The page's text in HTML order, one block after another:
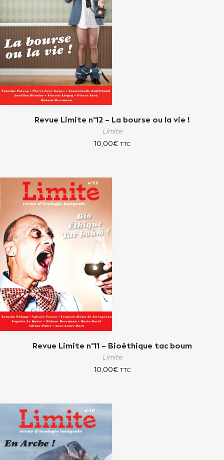
Revue Limite n°12 – La bourse ou la vie !
Limite
10,00€ TTC
Revue Limite n°11 – Bioéthique tac boum
Limite
10,00€ TTC